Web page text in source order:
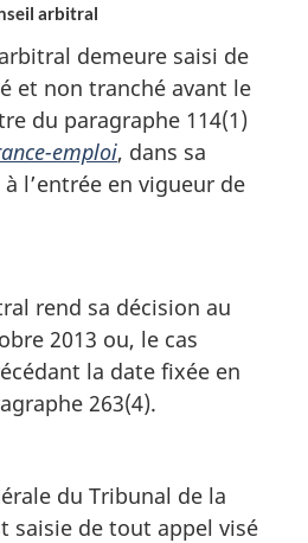
arbitral
demeure saisi de
et non tranché avant le
du paragraphe 114(1)
emploi, dans sa
l’entrée en vigueur de
rend sa décision au
2013 ou, le cas
la date fixée en
263(4).
du Tribunal de la
saisie de tout appel visé